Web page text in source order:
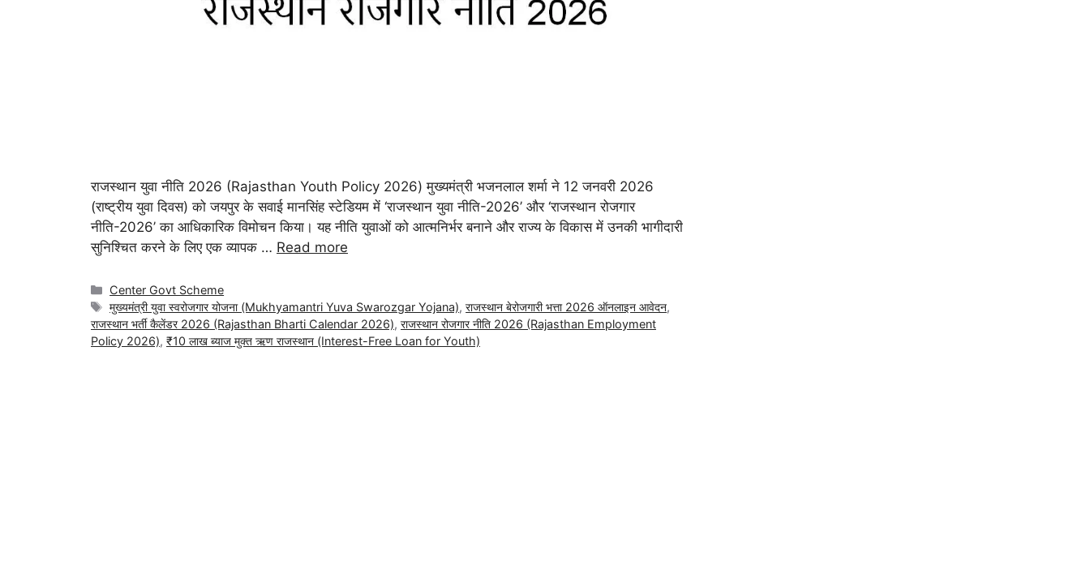
राजस्थान युवा नीति 2026 (Rajasthan Youth Policy 2026) मुख्यमंत्री भजनलाल शर्मा ने 12 जनवरी 2026
(राष्ट्रीय युवा दिवस) को जयपुर के सवाई मानसिंह स्टेडियम में ‘राजस्थान युवा नीति-2026’ और ‘राजस्थान रोजगार
नीति-2026’ का आधिकारिक विमोचन किया। यह नीति युवाओं को आत्मनिर्भर बनाने और राज्य के विकास में उनकी भागीदारी
सुनिश्चित करने के लिए एक व्यापक … Read more
Center Govt Scheme
मुख्यमंत्री युवा स्वरोजगार योजना (Mukhyamantri Yuva Swarozgar Yojana),राजस्थान बेरोजगारी भत्ता 2026 ऑनलाइन आवेदन,
राजस्थान भर्ती कैलेंडर 2026 (Rajasthan Bharti Calendar 2026), राजस्थान रोजगार नीति 2026 (Rajasthan Employment
Policy 2026), ₹10 लाख ब्याज मुक्त ऋण राजस्थान (Interest-Free Loan for Youth)